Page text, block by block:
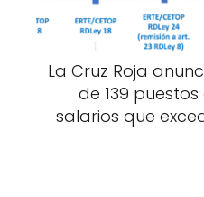
La Cruz Roja
de 139
salarios que